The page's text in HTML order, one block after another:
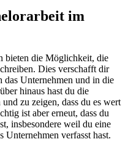
im
bieten die Möglichkeit, die
Dies verschafft dir
Unternehmen und in die
hinaus hast du die
zu zeigen, dass du es wert
ist aber erneut, dass du
insbesondere weil du eine
Unternehmen verfasst hast.